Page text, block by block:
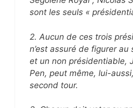
sont les seuls «
2. Aucun de ces trois
n’est assuré de figurer au
et un non présidentiable,
Pen, peut même, lui-
second tour.